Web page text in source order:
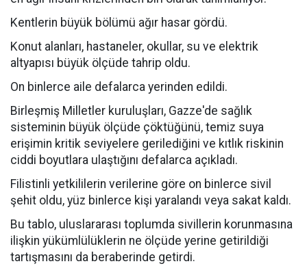
Kentlerin büyük bölümü ağır hasar gördü.
Konut alanları, hastaneler, okullar, su ve elektrik
altyapısı büyük ölçüde tahrip oldu.
On binlerce aile defalarca yerinden edildi.
Birleşmiş Milletler kuruluşları, Gazze'de sağlık
sisteminin büyük ölçüde çöktüğünü, temiz suya
erişimin kritik seviyelere gerilediğini ve kıtlık riskinin
ciddi boyutlara ulaştığını defalarca açıkladı.
Filistinli yetkililerin verilerine göre on binlerce sivil
şehit oldu, yüz binlerce kişi yaralandı veya sakat kaldı.
Bu tablo, uluslararası toplumda sivillerin korunmasına
ilişkin yükümlülüklerin ne ölçüde yerine getirildiği
tartışmasını da beraberinde getirdi.